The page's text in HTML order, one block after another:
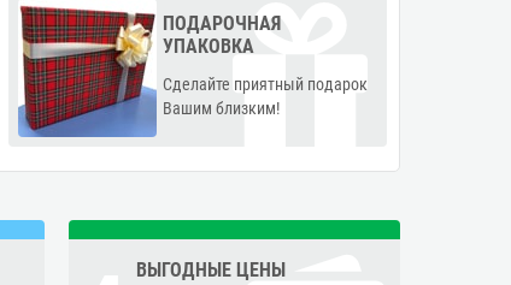
ПОДАРОЧНАЯ
УПАКОВКА
Сделайте приятный подарок
Вашим близким!
ВЫГОДНЫЕ ЦЕНЫ